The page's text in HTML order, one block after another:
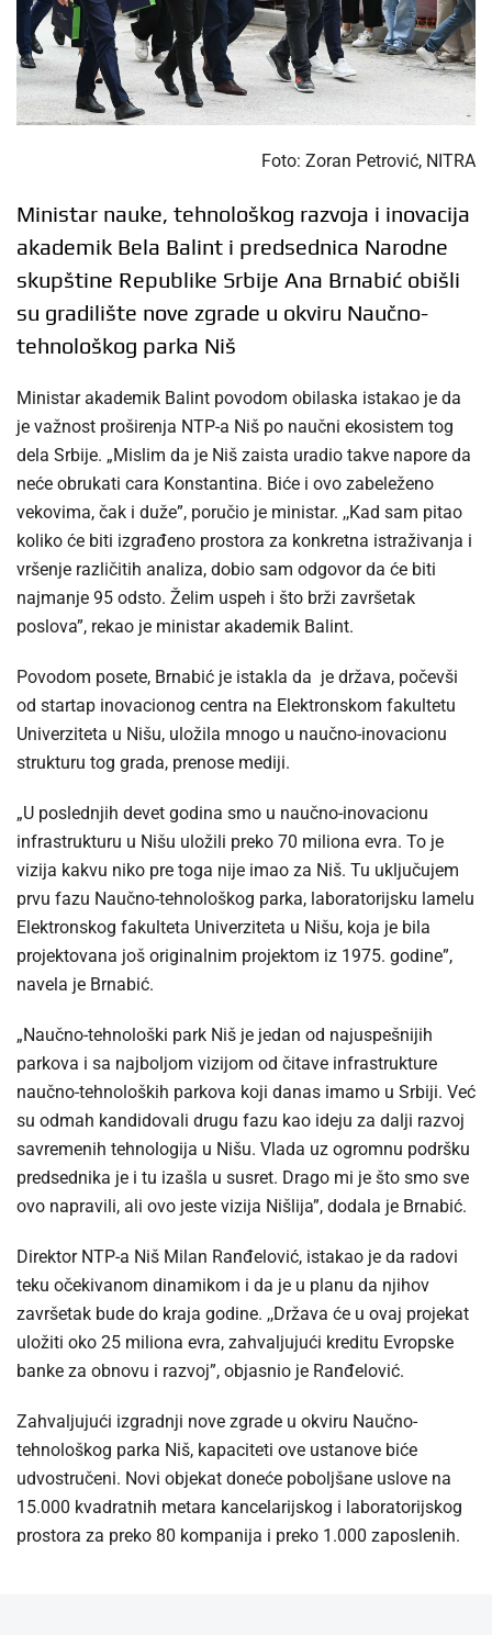
Foto: Zoran Petrović, NITRA
Ministar nauke, tehnološkog razvoja i inovacija
akademik Bela Balint i predsednica Narodne
skupštine Republike Srbije Ana Brnabić obišli
su gradilište nove zgrade u okviru Naučno-
tehnološkog parka Niš
Ministar akademik Balint povodom obilaska istakao je da
je važnost proširenja NTP-a Niš po naučni ekosistem tog
dela Srbije. „Mislim da je Niš zaista uradio takve napore da
neće obrukati cara Konstantina. Biće i ovo zabeleženo
vekovima, čak i duže”, poručio je ministar. ,,Kad sam pitao
koliko će biti izgrađeno prostora za konkretna istraživanja i
vršenje različitih analiza, dobio sam odgovor da će biti
najmanje 95 odsto. Želim uspeh i što brži završetak
poslova”, rekao je ministar akademik Balint.
Povodom posete, Brnabić je istakla da je država, počevši
od startap inovacionog centra na Elektronskom fakultetu
Univerziteta u Nišu, uložila mnogo u naučno-inovacionu
strukturu tog grada, prenose mediji.
„U poslednjih devet godina smo u naučno-inovacionu
infrastrukturu u Nišu uložili preko 70 miliona evra. To je
vizija kakvu niko pre toga nije imao za Niš. Tu uključujem
prvu fazu Naučno-tehnološkog parka, laboratorijsku lamelu
Elektronskog fakulteta Univerziteta u Nišu, koja je bila
projektovana još originalnim projektom iz 1975. godine”,
navela je Brnabić.
„Naučno-tehnološki park Niš je jedan od najuspešnijih
parkova i sa najboljom vizijom od čitave infrastrukture
naučno-tehnoloških parkova koji danas imamo u Srbiji. Već
su odmah kandidovali drugu fazu kao ideju za dalji razvoj
savremenih tehnologija u Nišu. Vlada uz ogromnu podršku
predsednika je i tu izašla u susret. Drago mi je što smo sve
ovo napravili, ali ovo jeste vizija Nišlija”, dodala je Brnabić.
Direktor NTP-a Niš Milan Ranđelović, istakao je da radovi
teku očekivanom dinamikom i da je u planu da njihov
završetak bude do kraja godine. ,,Država će u ovaj projekat
uložiti oko 25 miliona evra, zahvaljujući kreditu Evropske
banke za obnovu i razvoj”, objasnio je Ranđelović.
Zahvaljujući izgradnji nove zgrade u okviru Naučno-
tehnološkog parka Niš, kapaciteti ove ustanove biće
udvostručeni. Novi objekat doneće poboljšane uslove na
15.000 kvadratnih metara kancelarijskog i laboratorijskog
prostora za preko 80 kompanija i preko 1.000 zaposlenih.